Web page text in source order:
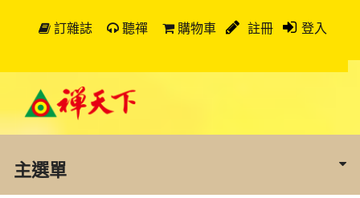
訂雜誌 聽禪 購物車 註冊 登入
主選單